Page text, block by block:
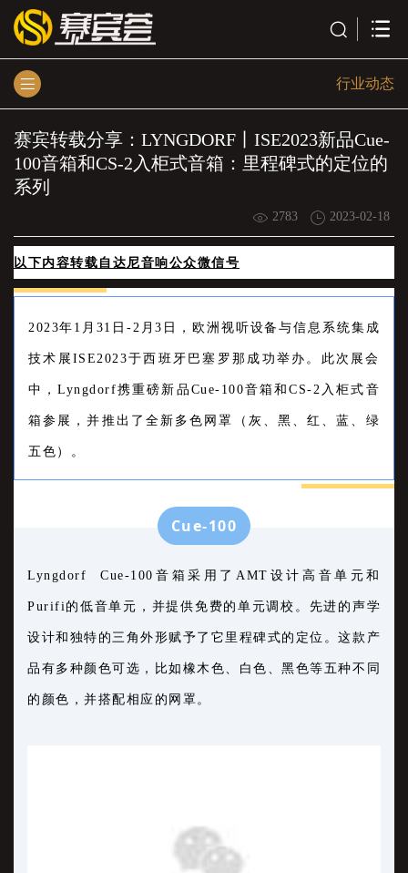
行业动态
赛宾转载分享：LYNGDORF丨ISE2023新品Cue-
100音箱和CS-2入柜式音箱：里程碑式的定位的
系列
2783 2023-02-18
以下内容转载自达尼音响公众微信号
2023年1月31日-2月3日，欧洲视听设备与信息系统集成
技术展ISE2023于西班牙巴塞罗那成功举办。此次展会
中，Lyngdorf携重磅新品Cue-100音箱和CS-2入柜式音
箱参展，并推出了全新多色网罩（灰、黑、红、蓝、绿
五色）。
Cue-100
Lyngdorf Cue-100音箱采用了AMT设计高音单元和
Purifi的低音单元，并提供免费的单元调校。先进的声学
设计和独特的三角外形赋予了它里程碑式的定位。这款产
品有多种颜色可选，比如橡木色、白色、黑色等五种不同
的颜色，并搭配相应的网罩。